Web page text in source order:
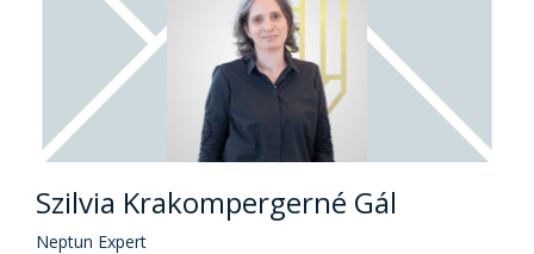
Szilvia Krakompergerné Gál
Neptun Expert